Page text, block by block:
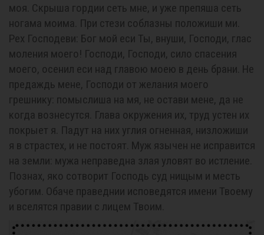
моя. Скрыша гордии сеть мне, и уже препяша сеть
ногама моима. При стези соблазны положиши ми.
Рех Господеви: Бог мой еси Ты, внуши, Господи, глас
моления моего! Господи, Господи, сило спасения
моего, осенил еси над главою моею в день брани. Не
предаждь мене, Господи от желания моего
грешнику: помыслиша на мя, не остави мене, да не
когда вознесутся. Глава окружения их, труд устен их
покрыет я. Падут на них углия огненная, низложиши
я в страстех, и не постоят. Муж язычен не исправится
на земли: мужа неправедна злая уловят во истление.
Познах, яко сотворит Господь суд нищым и месть
убогим. Обаче праведнии исповедятся имени Твоему
и вселятся правии с лицем Твоим.